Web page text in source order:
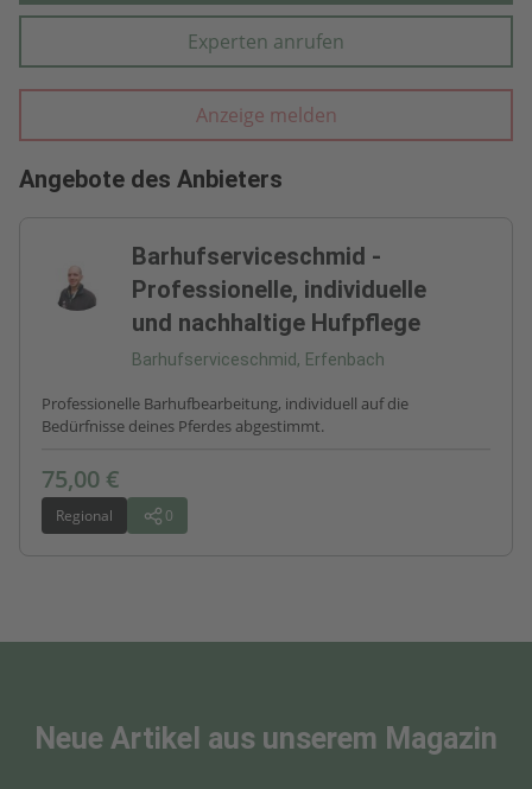
Experten anrufen
Anzeige melden
Angebote des Anbieters
Barhufserviceschmid -
Professionelle, individuelle
und nachhaltige Hufpflege
Barhufserviceschmid, Erfenbach
Professionelle Barhufbearbeitung, individuell auf die
Bedürfnisse deines Pferdes abgestimmt.
75,00 €
Regional 0
Neue Artikel aus unserem Magazin